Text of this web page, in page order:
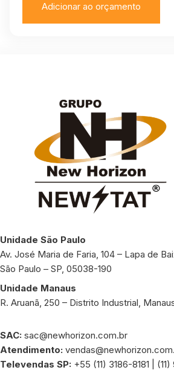
Adicionar ao orçamento
Unidade São Paulo
Av. José Maria de Faria, 104 – Lapa de
São Paulo – SP, 05038-190
Unidade Manaus
R. Aruanã, 250 – Distrito Industrial,
SAC: sac@newhorizon.com.br
Atendimento:
Televendas SP: +55 (11) 3186-8181 |